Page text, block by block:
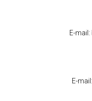
E-
E-